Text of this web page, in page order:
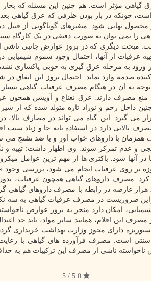
گیاهی مؤثر است. هم چنین این مسئله که
است، چونکه در باز بودن ظرفی که عرق گیاهی
نهایی شود. متغیرهای گوناگونی از
را نمی توان به صورت دقیقی در یک کارگاه
مبحث دیگری که در بروز عوارض جانبی
عرقیات از آنها، احتمال وجود سموم شیمیایی
ورود به مرحله عرق گیری به خوبی پاکسازی
صدمه وارد نماید. احتمال بروز این اتفاق در
به آن در هنگام مصرف عرقیات گیاهی
مصرف دارند. عرق نعناع و آویشن همچون
داخل رحم و نوزاد تازه متولد شده که از
می گیرد. این گیاه می تواند در مصارف
بالایی دارد در استفاده نابه جا و زیاد
با داروهای خواب آور و یا ضد تشنج می
و عدم تمرکز شوند. وی اظهار داشت: تهیه و
در آنها شود. باکتری ها از مهم ترین عوامل
بر روی عرقیات انجام می شود، بررسی
کرد: مصرف داروهای گیاهی همچون عرقیات،
بهداشت جهانی از آن حکایت می کند که بیشتر از ۶۰ هزار عارضه در رابطه
ضروریست در مصرف عرقیات گیاهی به سه
امکان دارد منجر به بروز عوارض
این اقلام، همانند سایر مواد، باید حد
دارای مجوز وزارت بهداشت خریداری
است. مصرف فرآورده های گیاهی با
ناشی از مصرف این ترکیبات هم به
5.0 / 5